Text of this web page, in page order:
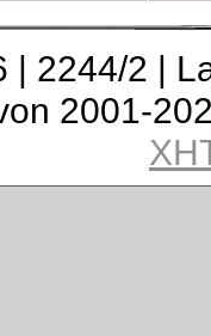
| 2244/2 |
2001-